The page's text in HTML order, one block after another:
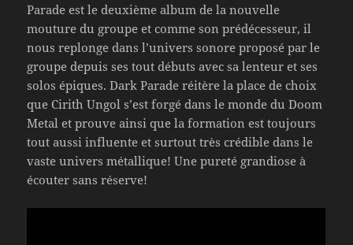
Parade est le deuxième album de la nouvelle
mouture du groupe et comme son prédécesseur, il
nous replonge dans l’univers sonore proposé par le
groupe depuis ses tout débuts avec sa lenteur et ses
solos épiques. Dark Parade réitère la place de choix
que Cirith Ungol s’est forgé dans le monde du Doom
Metal et prouve ainsi que la formation est toujours
tout aussi influente et surtout très crédible dans le
vaste univers métallique! Une pureté grandiose à
écouter sans réserve!